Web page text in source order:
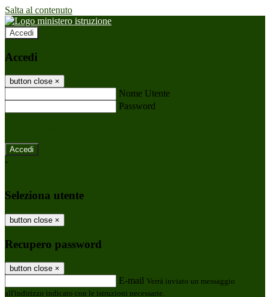
Salta al contenuto
Accedi
Accedi
button close ×
Nome Utente
Password
-
Seleziona utente
button close ×
Recupero password
button close ×
E-mail Verrà inviato un messaggio
all'indirizzo indicato con le istruzioni necessarie.